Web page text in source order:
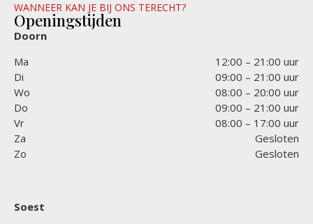
WANNEER KAN JE BIJ ONS TERECHT?
Openingstijden
Doorn
Ma
12:00 – 21:00 uur
Di
09:00 – 21:00 uur
Wo
08:00 – 20:00 uur
Do
09:00 – 21:00 uur
Vr
08:00 – 17:00 uur
Za
Gesloten
Zo
Gesloten
Soest